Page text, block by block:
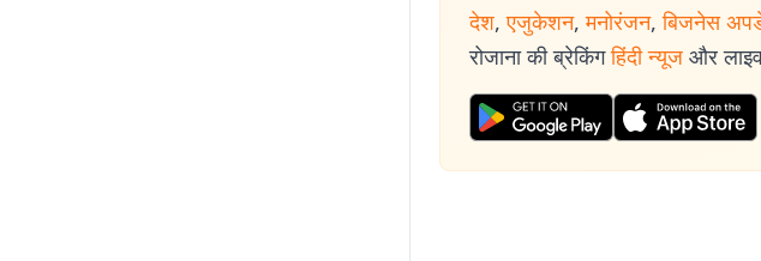
देश, एजुकेशन, मनोरंजन, बिजनेस
रोजाना की ब्रेकिंग हिंदी न्यूज और